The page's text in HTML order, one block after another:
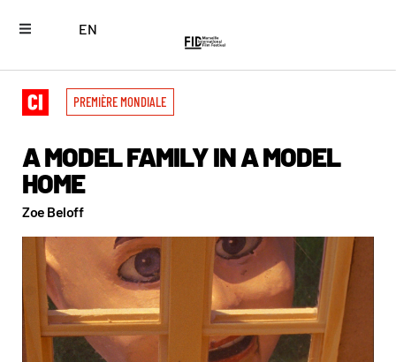
EN
PREMIÈRE MONDIALE
A MODEL FAMILY IN A MODEL
HOME
Zoe Beloff